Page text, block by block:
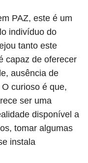
PAZ, este é um
indivíduo do
tanto este
capaz de oferecer
ausência de
curioso é que,
ser uma
disponível a
tomar algumas
instala